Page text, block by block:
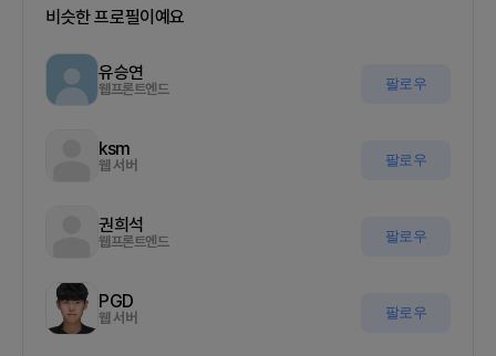
비슷한 프로필이예요
유승연
웹프론트엔드 팔로우
ksm
웹 서버 팔로우
권희석
웹프론트엔드 팔로우
PGD
웹 서버 팔로우